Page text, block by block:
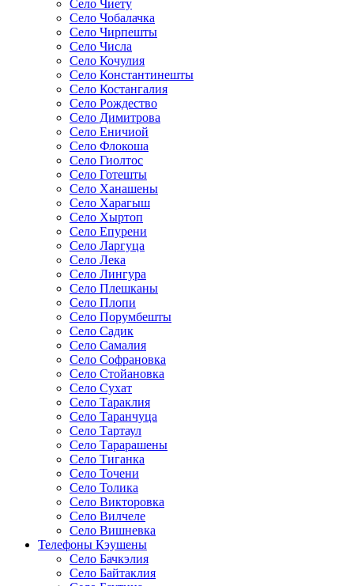
Село Чиету
Село Чобалачка
Село Чирпешты
Село Числа
Село Кочулия
Село Константинешты
Село Костангалия
Село Рождество
Село Димитрова
Село Еничиой
Село Флокоша
Село Гиолтос
Село Готешты
Село Ханашены
Село Харагыш
Село Хыртоп
Село Епурени
Село Ларгуца
Село Лека
Село Лингура
Село Плешканы
Село Плопи
Село Порумбешты
Село Садик
Село Самалия
Село Софрановка
Село Стойановка
Село Сухат
Село Тараклия
Село Таранчуца
Село Тартаул
Село Тарарашены
Село Тиганка
Село Точени
Село Толика
Село Викторовка
Село Вилчеле
Село Вишневка
Телефоны Кэушены
Село Бачкэлия
Село Байтаклия